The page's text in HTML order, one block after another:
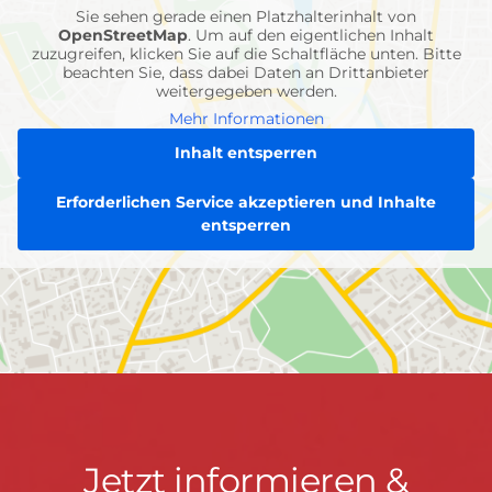
Sie sehen gerade einen Platzhalterinhalt von
OpenStreetMap. Um auf den eigentlichen Inhalt
zuzugreifen, klicken Sie auf die Schaltfläche unten. Bitte
beachten Sie, dass dabei Daten an Drittanbieter
weitergegeben werden.
Mehr Informationen
Inhalt entsperren
Erforderlichen Service akzeptieren und Inhalte
entsperren
JetztJetzt informieren &